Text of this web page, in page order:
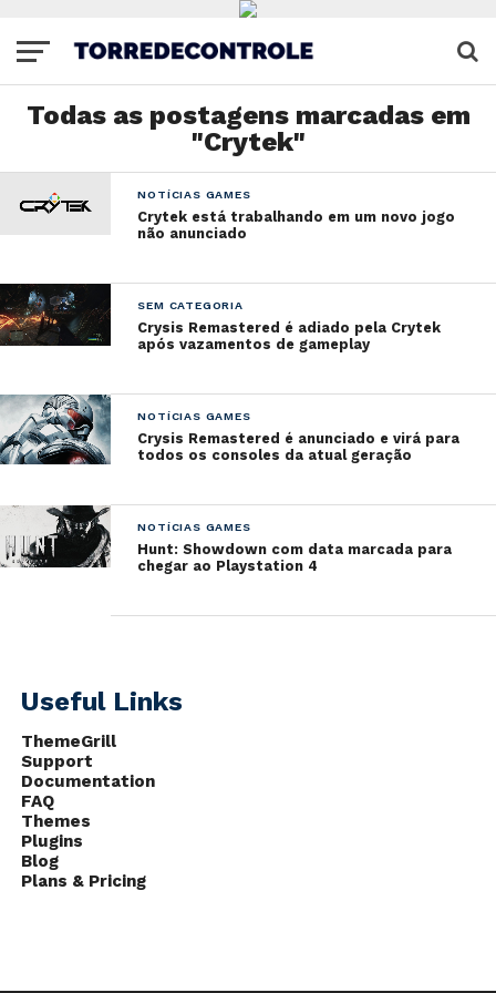
Todas as postagens marcadas em
"Crytek"
NOTÍCIAS GAMES
Crytek está trabalhando em um novo jogo
não anunciado
SEM CATEGORIA
Crysis Remastered é adiado pela Crytek
após vazamentos de gameplay
NOTÍCIAS GAMES
Crysis Remastered é anunciado e virá para
todos os consoles da atual geração
NOTÍCIAS GAMES
Hunt: Showdown com data marcada para
chegar ao Playstation 4
Useful Links
ThemeGrill
Support
Documentation
FAQ
Themes
Plugins
Blog
Plans & Pricing